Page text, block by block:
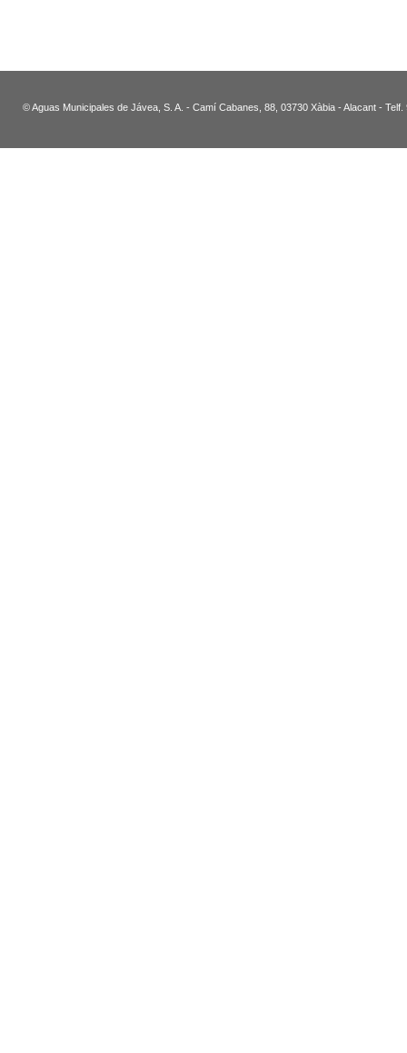
© Aguas Municipales de Jávea, S. A. - Camí Cabanes, 88, 03730 Xàbia - Alacant -